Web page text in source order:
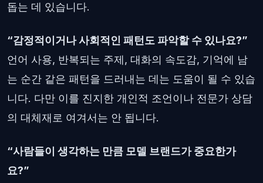
돕는 데 있습니다.
“감정적이거나 사회적인 패턴도 파악할 수 있나요?”
언어 사용, 반복되는 주제, 대화의 속도감, 기억에 남
는 순간 같은 패턴을 드러내는 데는 도움이 될 수 있습
니다. 다만 이를 진지한 개인적 조언이나 전문가 상담
의 대체재로 여겨서는 안 됩니다.
“사람들이 생각하는 만큼 모델 브랜드가 중요한가
요?”